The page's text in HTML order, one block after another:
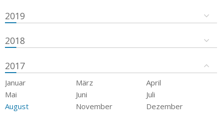
2019
2018
2017
Januar März
April
Mai
Juni
Juli
August
November Dezember